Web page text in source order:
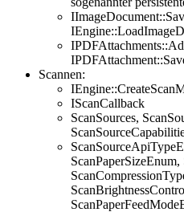
Scannen:
IScanCallback
ScanSources,